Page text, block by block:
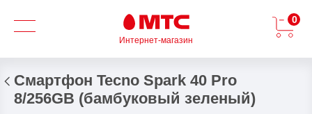
Интернет-магазин
0
Смартфон Tecno Spark 40 Pro
8/256GB (бамбуковый зеленый)